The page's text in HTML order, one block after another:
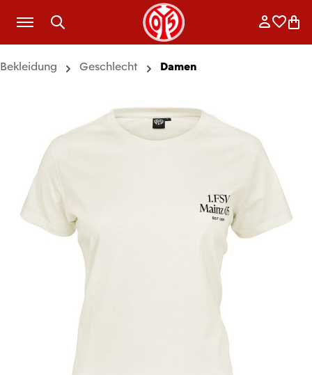
Zum Hauptinhalt springen
Bekleidung Geschlecht Damen